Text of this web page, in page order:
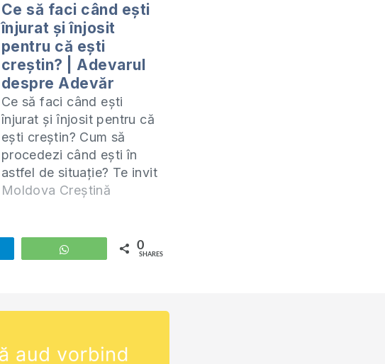
Ce să faci când ești
înjurat și înjosit
pentru că ești
creștin? | Adevarul
despre Adevăr
Ce să faci când ești
înjurat și înjosit pentru că
ești creștin? Cum să
procedezi când ești în
astfel de situație? Te invit
să studiem împreună
predau online (ZOOM) în
fiecare zi de miercuri la
Moldova Creștină
WhatsApp 0
SHARES